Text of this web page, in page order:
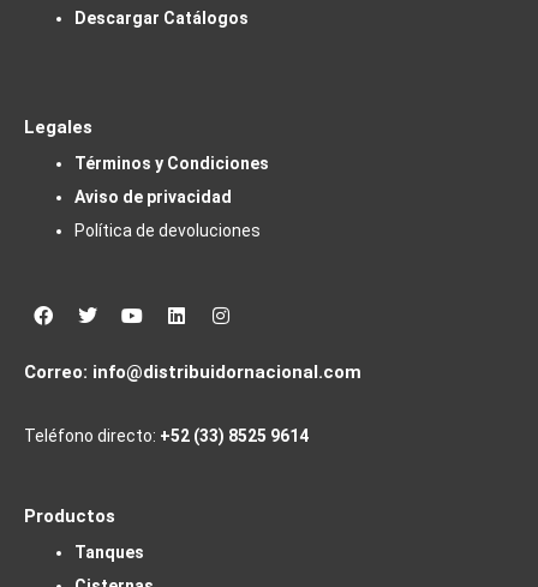
Descargar Catálogos
Legales
Términos y Condiciones
Aviso de privacidad
Política de devoluciones
Facebook
TwitterYoutubeLinkedinInstagram
Correo: info@distribuidornacional.com
Teléfono directo: +52 (33) 8525 9614
Productos
Tanques